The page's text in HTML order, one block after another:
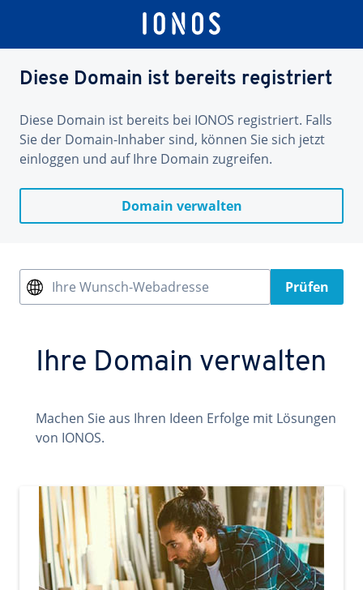
Diese Domain ist bereits registriert
Diese Domain ist bereits bei IONOS registriert. Falls
Sie der Domain-Inhaber sind, können Sie sich jetzt
einloggen und auf Ihre Domain zugreifen.
Domain verwalten
Ihre Wunsch-Webadresse Prüfen
Ihre Domain verwalten
Machen Sie aus Ihren Ideen Erfolge mit Lösungen
von IONOS.